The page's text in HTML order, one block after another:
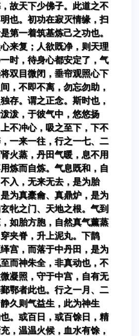
故天下少佛子。此道之不
也。初功在寂灭情缘，扫
第一着筑基炼己之功也。
来复；人欲既净，则天理
时，待身心都安定了，气
双目微闭，垂帘观照心下
，不即不离，勿忘勿助，
存。谓之正念。斯时也，
泼，于彼气中，悠悠扬
不冲心，吸之至下，下不
一来一往，行之一七、二
火蒸，丹田气暖，息不用
炼而自炼。气息既和，自
入，无来无去，是为胎
为真橐龠、真鼎炉，是为
牝之门、天地之根。气到
如胎方胞，自然真气薰蒸
夹脊，升上泥丸。下鹊
宫，而落于中丹田，是为
而神朱全，非真动也，不
凝照，守于中宫，自有无
鄂者此也。行之一月、二
久则气益生，此为神生
。或百日，或百馀日，精
，温温火候，血水有馀，